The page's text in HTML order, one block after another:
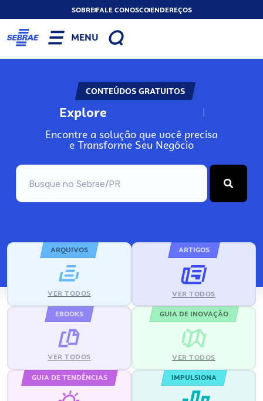
SOBREFALE CONOSCOENDEREÇOS
MENU
CONTEÚDOS GRATUITOS
Explore N
Encontre a solução que você precisa
e Transforme Seu Negócio
ARQUIVOS
VER TODOS
ARTIGOS
VER TODOS
EBOOKS
VER TODOS
GUIA DE INOVAÇÃO
VER TODOS
GUIA DE TENDÊNCIAS IMPULSIONA